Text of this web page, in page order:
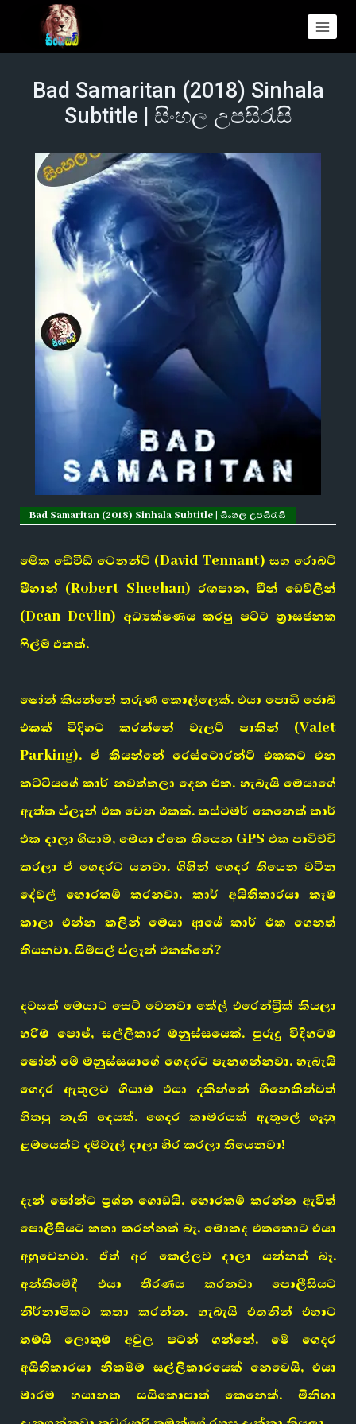
Bad Samaritan (2018) Sinhala
Subtitle | සිංහල උපසිරැසි
Bad Samaritan (2018) Sinhala Subtitle | සිංහල උපසිරැසි
මේක ඩේවිඩ් ටෙනන්ට් (David Tennant) සහ රොබට්
ෂීහාන් (Robert Sheehan) රඟපාන, ඩීන් ඩෙව්ලින්
(Dean Devlin) අධ්‍යක්ෂණය කරපු පට්ට ත්‍රාසජනක
ෆිල්ම් එකක්.
ෂෝන් කියන්නේ තරුණ කොල්ලෙක්. එයා පොඩි ජොබ්
එකක් විදිහට කරන්නේ වැලට් පාකින් (Valet
Parking). ඒ කියන්නේ රෙස්ටොරන්ට් එකකට එන
කට්ටියගේ කාර් නවත්තලා දෙන එක. හැබැයි මෙයාගේ
ඇත්ත ප්ලෑන් එක වෙන එකක්. කස්ටමර් කෙනෙක් කාර්
එක දාලා ගියාම, මෙයා ඒකෙ තියෙන GPS එක පාවිච්චි
කරලා ඒ ගෙදරට යනවා. ගිහින් ගෙදර තියෙන වටින
දේවල් හොරකම් කරනවා. කාර් අයිතිකාරයා කෑම
කාලා එන්න කලින් මෙයා ආයේ කාර් එක ගෙනත්
තියනවා. සිම්පල් ප්ලෑන් එකක්නේ?
දවසක් මෙයාට සෙට් වෙනවා කේල් එරෙන්ඩ්‍රික් කියලා
හරිම පොෂ්, සල්ලිකාර මනුස්සයෙක්. පුරුදු විදිහටම
ෂෝන් මේ මනුස්සයාගේ ගෙදරට පැනගන්නවා. හැබැයි
ගෙදර ඇතුලට ගියාම එයා දකින්නේ හීනෙකින්වත්
හිතපු නැති දෙයක්. ගෙදර කාමරයක් ඇතුලේ ගෑනු
ළමයෙක්ව දම්වැල් දාලා හිර කරලා තියෙනවා!
දැන් ෂෝන්ට ප්‍රශ්න ගොඩයි. හොරකම් කරන්න ඇවිත්
පොලීසියට කතා කරන්නත් බෑ, මොකද එතකොට එයා
අහුවෙනවා. ඒත් අර කෙල්ලව දාලා යන්නත් බෑ.
අන්තිමේදී එයා තීරණය කරනවා පොලීසියට
නිර්නාමිකව කතා කරන්න. හැබැයි එතනින් එහාට
තමයි ලොකුම අවුල පටන් ගන්නේ. මේ ගෙදර
අයිතිකාරයා නිකම්ම සල්ලිකාරයෙක් නෙවෙයි, එයා
මාරම භයානක සයිකොපාත් කෙනෙක්. මිනිහා